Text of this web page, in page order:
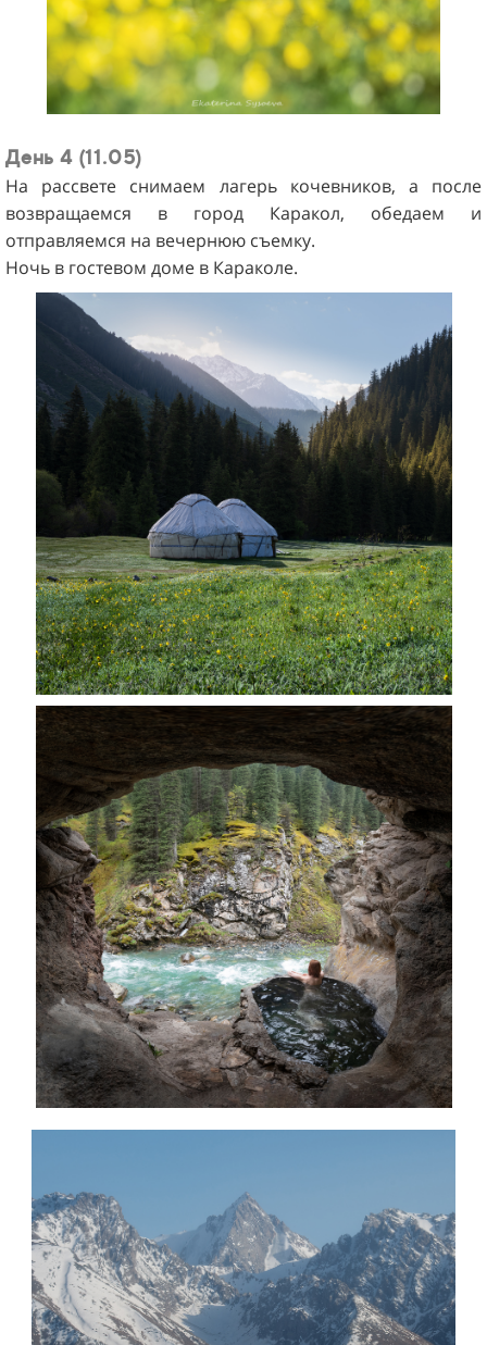
День 4 (11.05)
На рассвете снимаем лагерь кочевников, а после
возвращаемся в город Каракол, обедаем и
отправляемся на вечернюю съемку.
Ночь в гостевом доме в Караколе.